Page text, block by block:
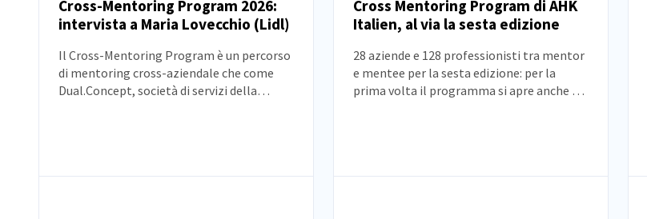
Cross-Mentoring Program 2026:
intervista a Maria Lovecchio (Lidl)
Il Cross-Mentoring Program è un percorso
di mentoring cross-aziendale che come
Dual.Concept, società di servizi della
responsabilità.
Cross Mentoring Program di AHK
Italien, al via la sesta edizione
28 aziende e 128 professionisti tra mentor
e mentee per la sesta edizione: per la
prima volta il programma si apre anche a